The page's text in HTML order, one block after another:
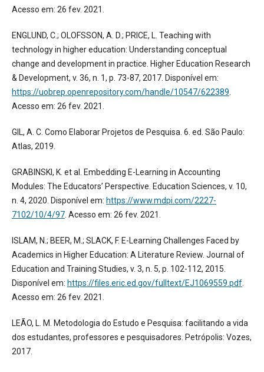
Acesso em: 26 fev. 2021.
ENGLUND, C.; OLOFSSON, A. D.; PRICE, L. Teaching with
technology in higher education: Understanding conceptual
change and development in practice. Higher Education Research
& Development, v. 36, n. 1, p. 73-87, 2017. Disponível em:
https://uobrep.openrepository.com/handle/10547/622389.
Acesso em: 26 fev. 2021.
GIL, A. C. Como Elaborar Projetos de Pesquisa. 6. ed. São Paulo:
Atlas, 2019.
GRABINSKI, K. et al. Embedding E-Learning in Accounting
Modules: The Educators’ Perspective. Education Sciences, v. 10,
n. 4, 2020. Disponível em: https://www.mdpi.com/2227-
7102/10/4/97. Acesso em: 26 fev. 2021.
ISLAM, N.; BEER, M.; SLACK, F. E-Learning Challenges Faced by
Academics in Higher Education: A Literature Review. Journal of
Education and Training Studies, v. 3, n. 5, p. 102-112, 2015.
Disponível em: https://files.eric.ed.gov/fulltext/EJ1069559.pdf.
Acesso em: 26 fev. 2021.
LEÃO, L. M. Metodologia do Estudo e Pesquisa: facilitando a vida
dos estudantes, professores e pesquisadores. Petrópolis: Vozes,
2017.